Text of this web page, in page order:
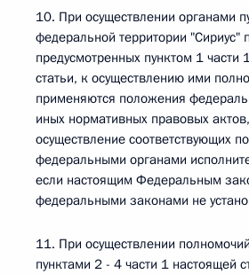
10. При осуществлении органами
федеральной территории "Сириус"
предусмотренных пунктом 1 части
статьи, к осуществлению ими
применяются положения
иных нормативных правовых
осуществление соответствующих
федеральными органами
если настоящим Федеральным
федеральными законами не
11. При осуществлении
пунктами 2 - 4 части 1 настоящей